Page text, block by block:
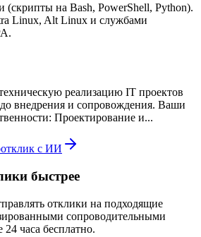
(скрипты на Bash, PowerShell, Python).
Linux, Alt Linux и службами
реализацию IT проектов
внедрения и сопровождения. Ваши
Проектирование и...
с ИИ
быстрее
отклики на подходящие
сопроводительными
часа бесплатно.